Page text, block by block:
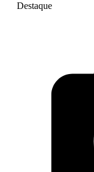
Destaque